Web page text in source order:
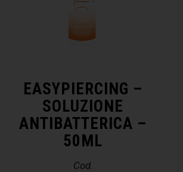
EASYPIERCING –
SOLUZIONE
ANTIBATTERICA –
50ML
Cod.